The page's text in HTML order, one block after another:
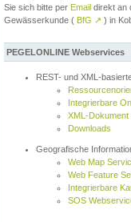
Sie sich bitte per Email direkt an
Gewässerkunde ( BfG ↗ ) in
PEGELONLINE Webservices
REST- und XML-
Integrierbare
XML-Dokument
Downloads
Geografische
Web Map
Web Feature
Integrierbare
SOS